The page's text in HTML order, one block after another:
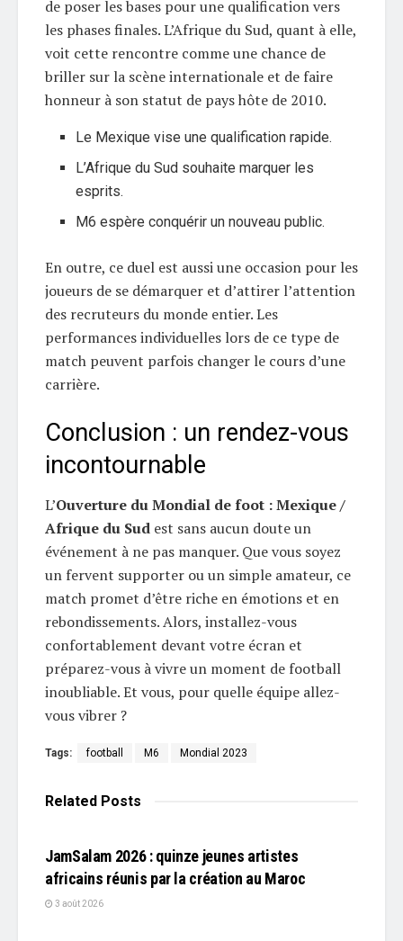
de poser les bases pour une qualification vers
les phases finales. L’Afrique du Sud, quant à elle,
voit cette rencontre comme une chance de
briller sur la scène internationale et de faire
honneur à son statut de pays hôte de 2010.
Le Mexique vise une qualification rapide.
L’Afrique du Sud souhaite marquer les
esprits.
M6 espère conquérir un nouveau public.
En outre, ce duel est aussi une occasion pour les
joueurs de se démarquer et d’attirer l’attention
des recruteurs du monde entier. Les
performances individuelles lors de ce type de
match peuvent parfois changer le cours d’une
carrière.
Conclusion : un rendez-vous
incontournable
L’Ouverture du Mondial de foot : Mexique /
Afrique du Sud est sans aucun doute un
événement à ne pas manquer. Que vous soyez
un fervent supporter ou un simple amateur, ce
match promet d’être riche en émotions et en
rebondissements. Alors, installez-vous
confortablement devant votre écran et
préparez-vous à vivre un moment de football
inoubliable. Et vous, pour quelle équipe allez-
vous vibrer ?
Tags: football M6 Mondial 2023
Related Posts
JamSalam 2026 : quinze jeunes artistes
africains réunis par la création au Maroc
3 août 2026